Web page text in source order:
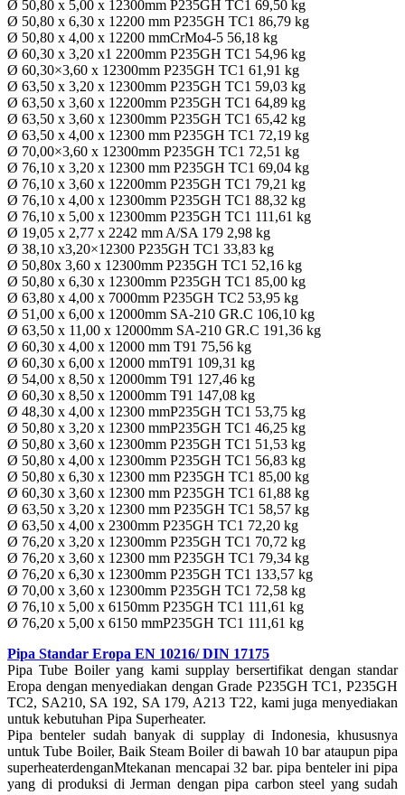
Ø 50,80 x 5,00 x 12300mm P235GH TC1 69,50 kg
Ø 50,80 x 6,30 x 12200 mm P235GH TC1 86,79 kg
Ø 50,80 x 4,00 x 12200 mmCrMo4-5 56,18 kg
Ø 60,30 x 3,20 x1 2200mm P235GH TC1 54,96 kg
Ø 60,30×3,60 x 12300mm P235GH TC1 61,91 kg
Ø 63,50 x 3,20 x 12300mm P235GH TC1 59,03 kg
Ø 63,50 x 3,60 x 12200mm P235GH TC1 64,89 kg
Ø 63,50 x 3,60 x 12300mm P235GH TC1 65,42 kg
Ø 63,50 x 4,00 x 12300 mm P235GH TC1 72,19 kg
Ø 70,00×3,60 x 12300mm P235GH TC1 72,51 kg
Ø 76,10 x 3,20 x 12300 mm P235GH TC1 69,04 kg
Ø 76,10 x 3,60 x 12200mm P235GH TC1 79,21 kg
Ø 76,10 x 4,00 x 12300mm P235GH TC1 88,32 kg
Ø 76,10 x 5,00 x 12300mm P235GH TC1 111,61 kg
Ø 19,05 x 2,77 x 2242 mm A/SA 179 2,98 kg
Ø 38,10 x3,20×12300 P235GH TC1 33,83 kg
Ø 50,80x 3,60 x 12300mm P235GH TC1 52,16 kg
Ø 50,80 x 6,30 x 12300mm P235GH TC1 85,00 kg
Ø 63,80 x 4,00 x 7000mm P235GH TC2 53,95 kg
Ø 51,00 x 6,00 x 12000mm SA-210 GR.C 106,10 kg
Ø 63,50 x 11,00 x 12000mm SA-210 GR.C 191,36 kg
Ø 60,30 x 4,00 x 12000 mm T91 75,56 kg
Ø 60,30 x 6,00 x 12000 mmT91 109,31 kg
Ø 54,00 x 8,50 x 12000mm T91 127,46 kg
Ø 60,30 x 8,50 x 12000mm T91 147,08 kg
Ø 48,30 x 4,00 x 12300 mmP235GH TC1 53,75 kg
Ø 50,80 x 3,20 x 12300 mmP235GH TC1 46,25 kg
Ø 50,80 x 3,60 x 12300mm P235GH TC1 51,53 kg
Ø 50,80 x 4,00 x 12300mm P235GH TC1 56,83 kg
Ø 50,80 x 6,30 x 12300 mm P235GH TC1 85,00 kg
Ø 60,30 x 3,60 x 12300 mm P235GH TC1 61,88 kg
Ø 63,50 x 3,20 x 12300 mm P235GH TC1 58,57 kg
Ø 63,50 x 4,00 x 2300mm P235GH TC1 72,20 kg
Ø 76,20 x 3,20 x 12300mm P235GH TC1 70,72 kg
Ø 76,20 x 3,60 x 12300 mm P235GH TC1 79,34 kg
Ø 76,20 x 6,30 x 12300mm P235GH TC1 133,57 kg
Ø 70,00 x 3,60 x 12300mm P235GH TC1 72,58 kg
Ø 76,10 x 5,00 x 6150mm P235GH TC1 111,61 kg
Ø 76,20 x 5,00 x 6150 mmP235GH TC1 111,61 kg
Pipa Standar Eropa EN 10216/ DIN 17175
Pipa Tube Boiler yang kami supplay bersertifikat dengan standar
Eropa dengan menyediakan dengan Grade P235GH TC1, P235GH
TC2, SA210, SA 192, SA 179, A213 T22, kami juga menyediakan
untuk kebutuhan Pipa Superheater.
Pipa benteler sudah banyak di supplay di Indonesia, khususnya
untuk Tube Boiler, Baik Steam Boiler di bawah 10 bar ataupun pipa
superheaterdenganMtekanan mencapai 32 bar. pipa benteler ini pipa
yang di produksi di Jerman dengan pipa carbon steel yang sudah